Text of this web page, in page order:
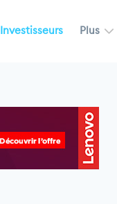
Investisseurs Plus